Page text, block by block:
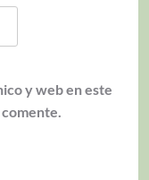
y web en este